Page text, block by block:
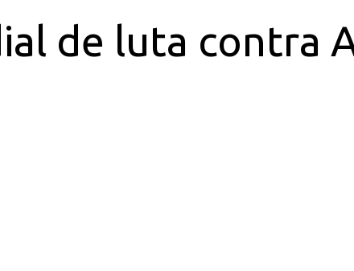
de luta contra